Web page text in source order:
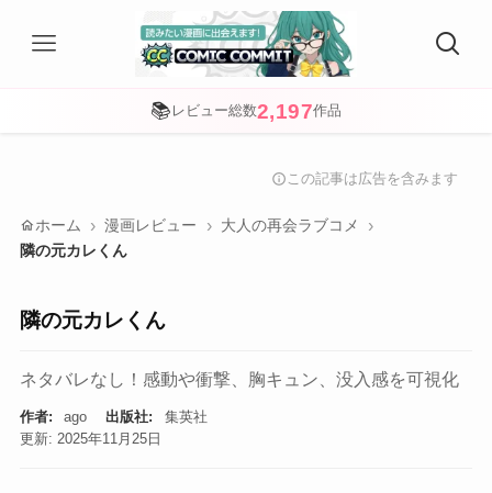
📚 レビュー総数2,197作品
info この記事は広告を含みます
home ホーム 漫画レビュー
大人の再会ラブコメ
隣の元カレくん
隣の元カレくん
ネタバレなし！感動や衝撃、胸キュン、没入感を可視化
作者: ago 出版社:
集英社
更新: 2025年11月25日